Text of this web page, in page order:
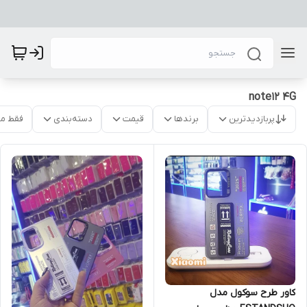
note12 4G
پربازدیدترین برندها قیمت دسته‌بندی فقط
کاور طرح سوکول مدل